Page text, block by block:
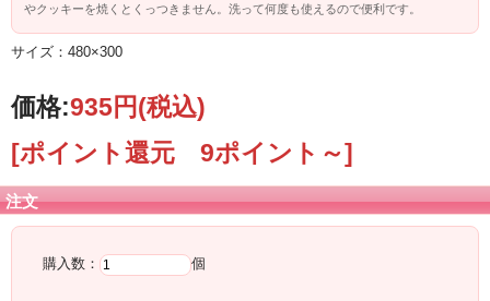
やクッキーを焼くとくっつきません。洗って何度も使えるので便利です。
サイズ：480×300
価格:935円(税込)
[ポイント還元 9ポイント～]
注文
購入数： 個